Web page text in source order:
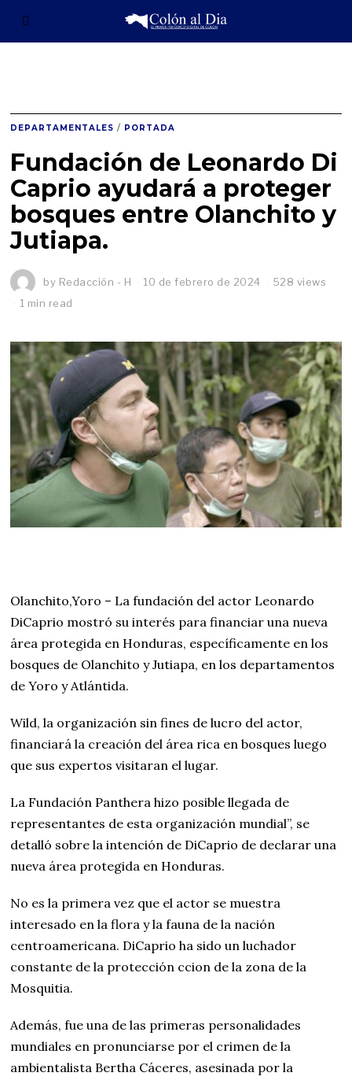
DEPARTAMENTALES / PORTADA
Fundación de Leonardo Di
Caprio ayudará a proteger
bosques entre Olanchito y
Jutiapa.
by Redacción - H 10 de febrero de 2024
e
r
e
r
o
d
e
2
0
2
528 views
1 min read
Olanchito,Yoro – La fundación del actor Leonardo
DiCaprio mostró su interés para financiar una nueva
área protegida en Honduras, específicamente en los
bosques de Olanchito y Jutiapa, en los departamentos
de Yoro y Atlántida.
Wild, la organización sin fines de lucro del actor,
financiará la creación del área rica en bosques luego
que sus expertos visitaran el lugar.
La Fundación Panthera hizo posible llegada de
representantes de esta organización mundial”, se
detalló sobre la intención de DiCaprio de declarar una
nueva área protegida en Honduras.
No es la primera vez que el actor se muestra
interesado en la flora y la fauna de la nación
centroamericana. DiCaprio ha sido un luchador
constante de la protección ccion de la zona de la
Mosquitia.
Además, fue una de las primeras personalidades
mundiales en pronunciarse por el crimen de la
ambientalista Bertha Cáceres, asesinada por la